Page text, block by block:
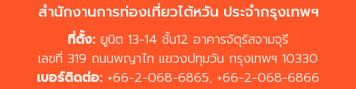
สำนักงานการท่องเที่ยวไต้หวัน ประจำกรุงเทพฯ
ที่ตั้ง: ยูนิต 13-14 ชั้น12 อาคารจัตุรัสจามจุรี
เลขที่ 319 ถนนพญาไท แขวงปทุมวัน กรุงเทพฯ 10330
เบอร์ติดต่อ: +66-2-068-6865, +66-2-068-6866